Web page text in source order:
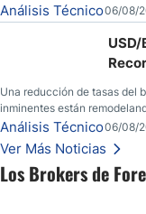
Los Brokers de
convicción real.
Análisis Técnico06/08/
USD/
Una reducción de tasas del
inminentes están
Una reducción de tasas por
inminentes están
Esto es lo que los traders
Análisis Técnico06/08/
Ver Más Noticias